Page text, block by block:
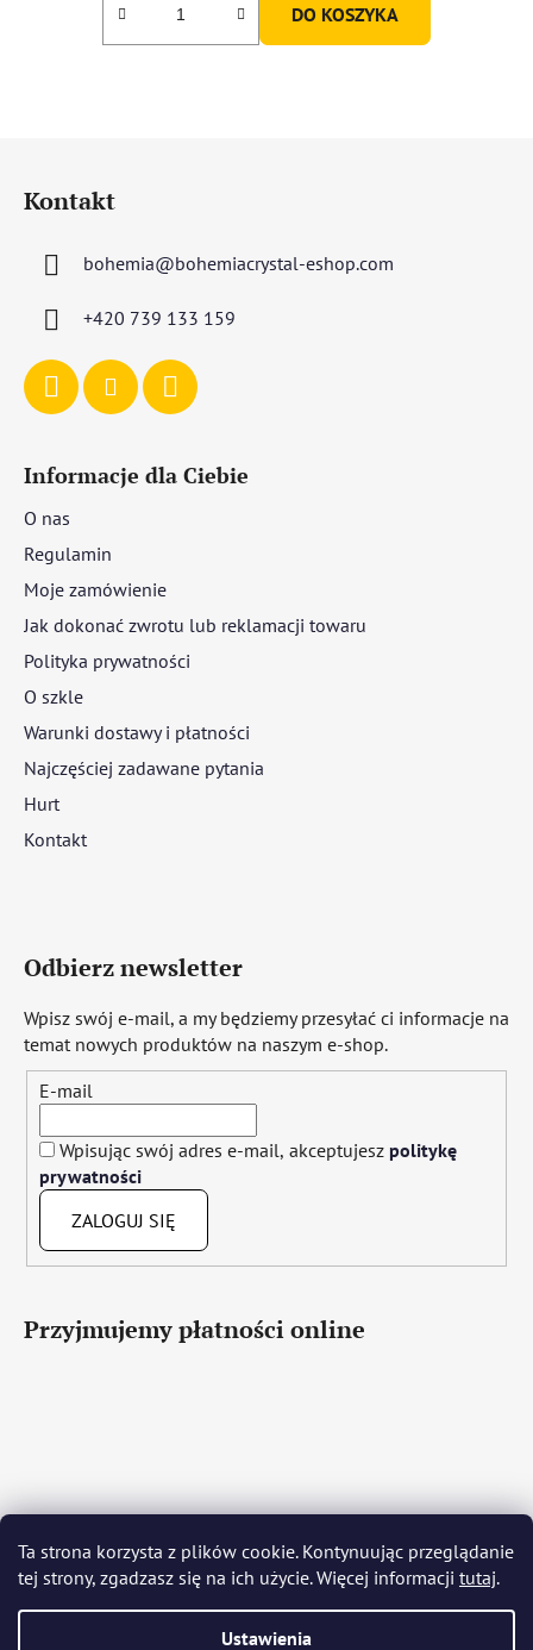
Ta strona korzysta z plików cookie. Kontynuując przeglądanie
tej strony, zgadzasz się na ich użycie. Więcej informacji tutaj.
Ustawienia
DO KOSZYKA
Kontakt
bohemia@bohemiacrystal-eshop.com
+420 739 133 159
Informacje dla Ciebie
O nas
Regulamin
Moje zamówienie
Jak dokonać zwrotu lub reklamacji towaru
Polityka prywatności
O szkle
Warunki dostawy i płatności
Najczęściej zadawane pytania
Hurt
Kontakt
Odbierz newsletter
Wpisz swój e-mail, a my będziemy przesyłać ci informacje na
temat nowych produktów na naszym e-shop.
E-mail
Wpisując swój adres e-mail, akceptujesz politykę
prywatności
ZALOGUJ SIĘ
Przyjmujemy płatności online
Język polski Română Italiano Español
Français
Português Български Hrvatski Slovenščina Srpski
Nederlands Українська Ελληνικά Svenska Dansk